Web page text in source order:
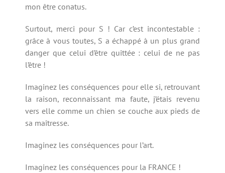
mon être conatus.
Surtout, merci pour S ! Car c’est incontestable :
grâce à vous toutes, S a échappé à un plus grand
danger que celui d’être quittée : celui de ne pas
l’être !
Imaginez les conséquences pour elle si, retrouvant
la raison, reconnaissant ma faute, j’étais revenu
vers elle comme un chien se couche aux pieds de
sa maîtresse.
Imaginez les conséquences pour l’art.
Imaginez les conséquences pour la FRANCE !